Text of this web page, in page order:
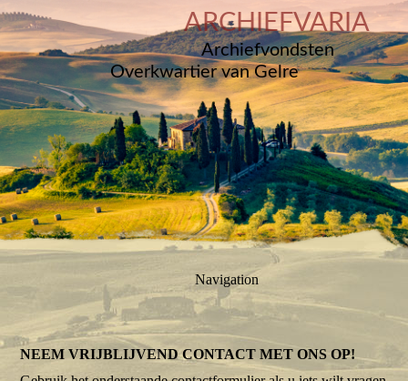
ARCHIEFVARIA
Archiefvondsten
Overkwartier van Gelre
Navigation
NEEM VRIJBLIJVEND CONTACT MET ONS OP!